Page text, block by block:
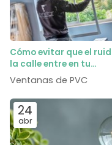
Cómo evitar que el
la calle entre en tu
dormitorio gracias al
Ventanas de PVC
24
abr